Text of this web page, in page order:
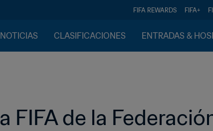
FIFA REWARDS FIFA+
NOTICIAS CLASIFICACIONES ENTRADAS &
FIFA de la